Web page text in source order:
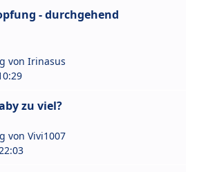
- durchgehend
von Irinasus
zu viel?
von Vivi1007